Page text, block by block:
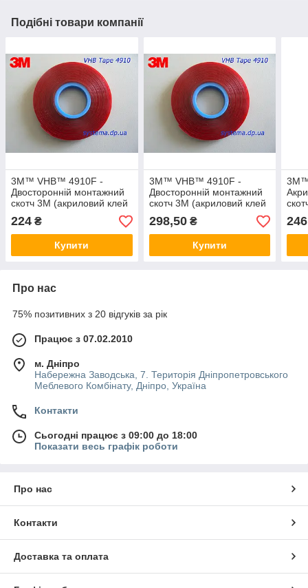
Подібні товари компанії
3M™ VHB™ 4910F -
Двосторонній монтажний
скотч 3M (акриловий клей
в стрічці) прозорий,
9,0х1,0 мм, рулон 3 м
224 ₴
Купити
3M™ VHB™ 4910F -
Двосторонній монтажний
скотч 3M (акриловий клей
в стрічці) прозорий,
12,0х1,0 мм, рулон 3 м
298,50₴
Купити
246
Про нас
75% позитивних з 20 відгуків за рік
Працює з 07.02.2010
м. Дніпро
Набережна Заводська, 7. Територія Дніпропетровського
Меблевого Комбінату, Дніпро, Україна
Контакти
Сьогодні працює з 09:00 до 18:00
Показати весь графік роботи
Про нас
Контакти
Доставка та оплата